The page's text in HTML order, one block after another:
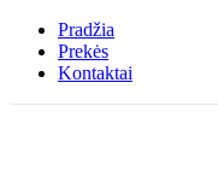
Pradžia
Prekės
Kontaktai